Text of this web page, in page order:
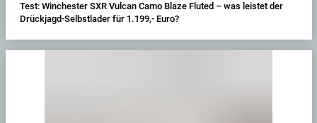
Test: Winchester SXR Vulcan Camo Blaze Fluted – was leistet der
Drückjagd-Selbstlader für 1.199,- Euro?